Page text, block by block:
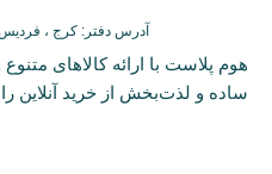
آدرس دفتر: کرج ، فردیس | ۷ روز هفته، ۲۴
هوم پلاست با ارائه کالاهای
ساده و لذت‌بخش از خرید آنلاین